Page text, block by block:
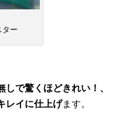
ター
で驚くほどきれい！、
レイに仕上げます。